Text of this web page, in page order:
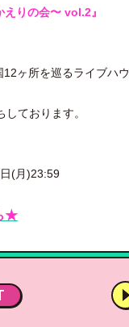
えりの会〜 vol.2』
ヶ所を巡るライブハウ
ております。
(月)23:59
★